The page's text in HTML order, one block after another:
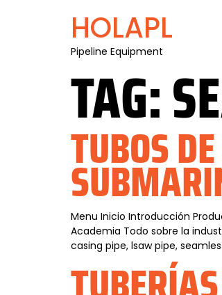
HOLAPL
Pipeline Equipment
TAG:
TUBOS
Menu Inicio Introducción
Academia Todo sobre la
casing pipe, lsaw pipe,